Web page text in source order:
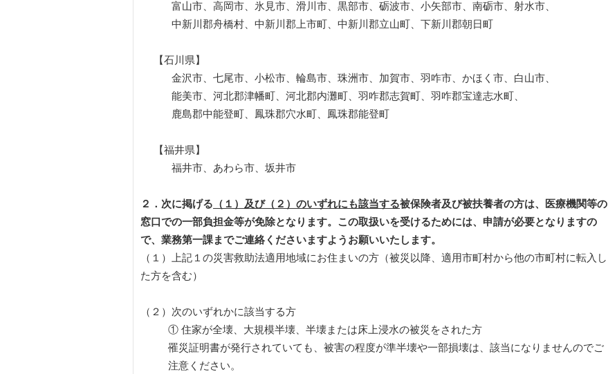
富山市、高岡市、氷見市、滑川市、黒部市、砺波市、小矢部市、南砺市、射水市、
中新川郡舟橋村、中新川郡上市町、中新川郡立山町、下新川郡朝日町
【石川県】
金沢市、七尾市、小松市、輪島市、珠洲市、加賀市、羽咋市、かほく市、白山市、
能美市、河北郡津幡町、河北郡内灘町、羽咋郡志賀町、羽咋郡宝達志水町、
鹿島郡中能登町、鳳珠郡穴水町、鳳珠郡能登町
【福井県】
福井市、あわら市、坂井市
２．次に掲げる （１）及び（２）のいずれにも該当する被保険者及び被扶養者の方は、医療機関等の
窓口での一部負担金等が免除となります。この取扱いを受けるためには、申請が必要となりますの
で、業務第一課までご連絡くださいますようお願いいたします。
（１）上記１の災害救助法適用地域にお住まいの方（被災以降、適用市町村から他の市町村に転入し
た方を含む）
（２）次のいずれかに該当する方
① 住家が全壊、大規模半壊、半壊または床上浸水の被災をされた方
罹災証明書が発行されていても、被害の程度が準半壊や一部損壊は、該当になりませんのでご
注意ください。